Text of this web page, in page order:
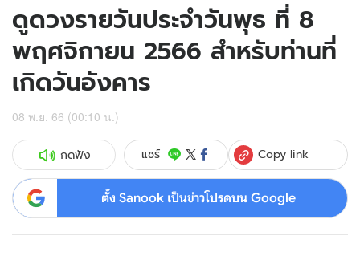
ดูดวงรายวันประจำวันพุธ ที่ 8
พฤศจิกายน 2566 สำหรับท่านที่
เกิดวันอังคาร
08 พ.ย. 66 (00:10 น.)
กดฟัง แชร์ Copy link
ตั้ง Sanook เป็นข่าวโปรดบน Google